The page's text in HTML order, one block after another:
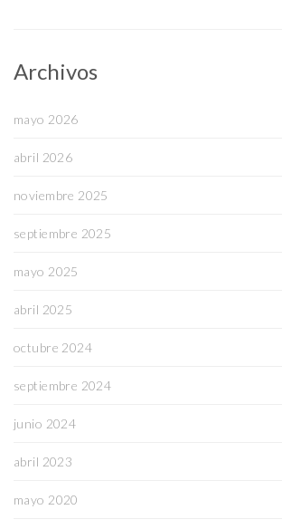
Archivos
mayo 2026
abril 2026
noviembre 2025
septiembre 2025
mayo 2025
abril 2025
octubre 2024
septiembre 2024
junio 2024
abril 2023
mayo 2020